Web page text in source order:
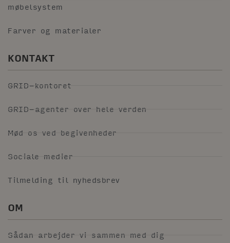
møbelsystem
Farver og materialer
KONTAKT
GRID-kontoret
GRID-agenter over hele verden
Mød os ved begivenheder
Sociale medier
Tilmelding til nyhedsbrev
OM
Sådan arbejder vi sammen med dig